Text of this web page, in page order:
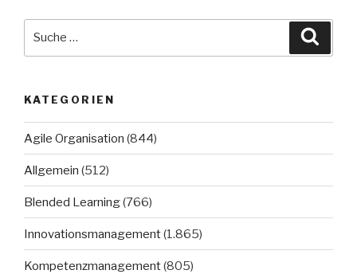
KATEGORIEN
Agile Organisation (844)
Allgemein (512)
Blended Learning(766)
Innovationsmanagement(1.865)
Kompetenzmanagement(805)